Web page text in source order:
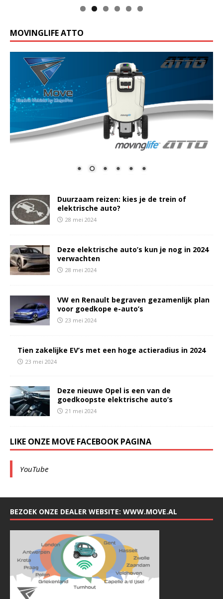
MOVINGLIFE ATTO
Duurzaam reizen: kies je de trein of
elektrische auto?
28 mei 2024
Deze elektrische auto’s kun je nog in 2024
verwachten
28 mei 2024
VW en Renault begraven gezamenlijk plan
voor goedkope e-auto’s
23 mei 2024
Tien zakelijke EV’s met een hoge actieradius in 2024
23 mei 2024
Deze nieuwe Opel is een van de
goedkoopste elektrische auto’s
21 mei 2024
LIKE ONZE MOVE FACEBOOK PAGINA
YouTube
BEZOEK ONZE DEALER WEBSITE: WWW.MOVE.AL